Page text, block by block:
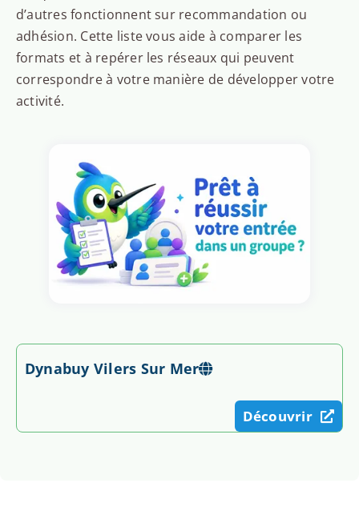
d’autres fonctionnent sur recommandation ou
adhésion. Cette liste vous aide à comparer les
formats et à repérer les réseaux qui peuvent
correspondre à votre manière de développer votre
activité.
Dynabuy Vilers Sur Mer
Découvrir